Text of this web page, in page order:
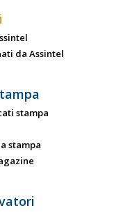
da Assintel
stampa
stampa